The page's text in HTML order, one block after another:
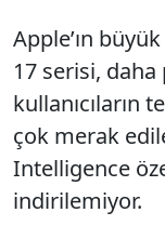
Apple’ın
17 serisi, daha
kullanıcıların
çok merak
Intelligence
indirilemiyor.